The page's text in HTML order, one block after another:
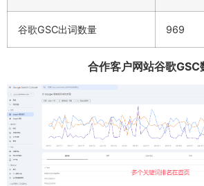
谷歌GSC出词数量 969
合作客户网站谷歌GSC